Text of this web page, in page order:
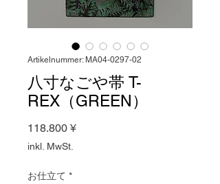
Artikelnummer: MA04-0297-02
八寸なごや帯 T-
REX（GREEN）
118.800 ¥Preis
inkl. MwSt.
お仕立て *